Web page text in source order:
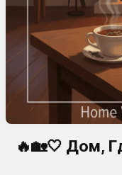
🔥🏡🤍 Дом,